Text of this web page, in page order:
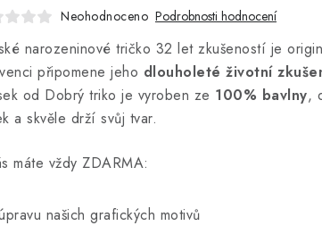
Neohodnoceno Podrobnosti hodnocení
narozeninové tričko 32 let zkušeností je
připomene jeho dlouholeté životní
od Dobrý triko je vyroben ze 100% bavlny,
a skvěle drží svůj tvar.
máte vždy ZDARMA:
našich grafických motivů